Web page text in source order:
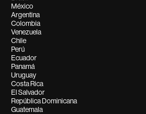
México
Argentina
Colombia
Venezuela
Chile
Perú
Ecuador
Panamá
Uruguay
Costa Rica
El Salvador
República Dominicana
Guatemala